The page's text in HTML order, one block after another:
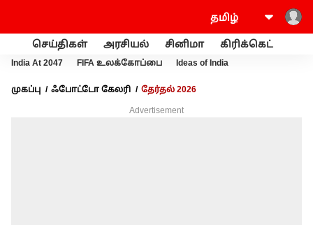
செய்திகள் அரசியல் சினிமா கிரிக்கெட்
India At 2047 FIFA உலக்கோப்பை Ideas of India
முகப்பு ஃபோட்டோ கேலரி தேர்தல் 2026
Advertisement